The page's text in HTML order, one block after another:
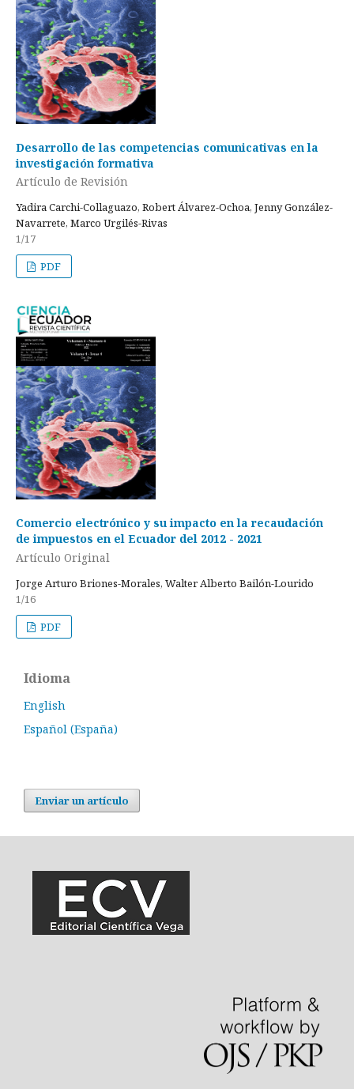
Desarrollo de las competencias comunicativas en la
investigación formativa
Artículo de Revisión
Yadira Carchi-Collaguazo, Robert Álvarez-Ochoa, Jenny González-
Navarrete, Marco Urgilés-Rivas
1/17
PDF
Comercio electrónico y su impacto en la recaudación
de impuestos en el Ecuador del 2012 - 2021
Artículo Original
Jorge Arturo Briones-Morales, Walter Alberto Bailón-Lourido
1/16
PDF
Idioma
English
Español (España)
Enviar un artículo